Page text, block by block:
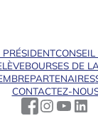
BOURSES DE
PARTENAIRES
CONTACTEZ-